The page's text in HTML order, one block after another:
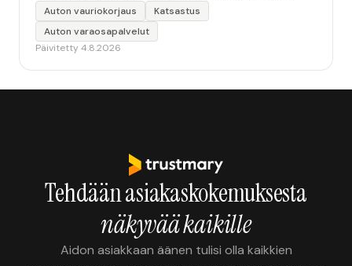
yhteyttä ja hoiti asian esimerkillisesti.”
Auton vauriokorjaus
Katsastus
Auton varaosapalvelut
Päivitetty 4.8.2026
Tehdään asiakaskokemuksesta
näkyvää kaikille
Aidon asiakkaan äänen tulisi olla kaikkien